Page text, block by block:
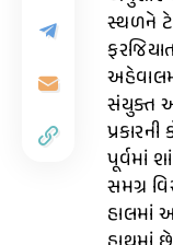
સ્થળને
સંયુક્ત
પૂર્વમાં
સમગ્ર
હાલમાં